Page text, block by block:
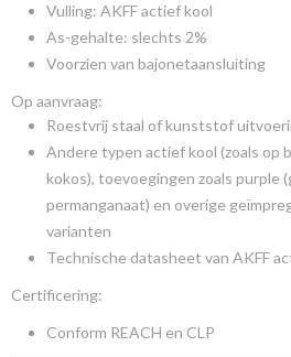
Vulling: AKFF actief kool
As-gehalte: slechts 2%
Voorzien van bajonetaansluiting
Op aanvraag:
Roestvrij staal of kunststof
Andere typen actief kool (zoals op
kokos), toevoegingen zoals purple
permanganaat) en overige
varianten
Technische datasheet van AKFF
Certificering:
Conform REACH en CLP